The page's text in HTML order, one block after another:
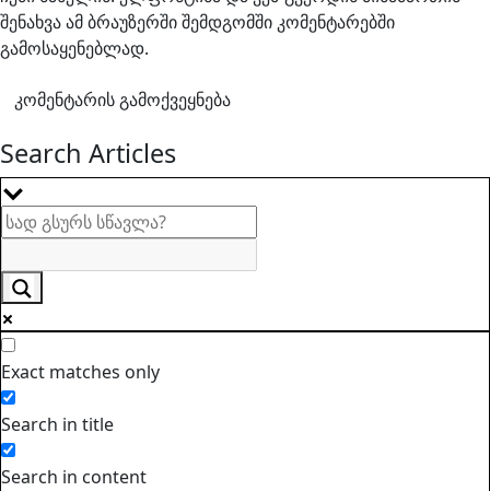
შენახვა ამ ბრაუზერში შემდგომში კომენტარებში
გამოსაყენებლად.
Search Articles
Exact matches only
Search in title
Search in content